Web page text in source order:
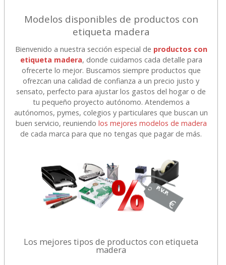
Modelos disponibles de productos con
etiqueta madera
Bienvenido a nuestra sección especial de productos con
etiqueta madera, donde cuidamos cada detalle para
ofrecerte lo mejor. Buscamos siempre productos que
ofrezcan una calidad de confianza a un precio justo y
sensato, perfecto para ajustar los gastos del hogar o de
tu pequeño proyecto autónomo. Atendemos a
autónomos, pymes, colegios y particulares que buscan un
buen servicio, reuniendo los mejores modelos de madera
de cada marca para que no tengas que pagar de más.
Los mejores tipos de productos con etiqueta
madera